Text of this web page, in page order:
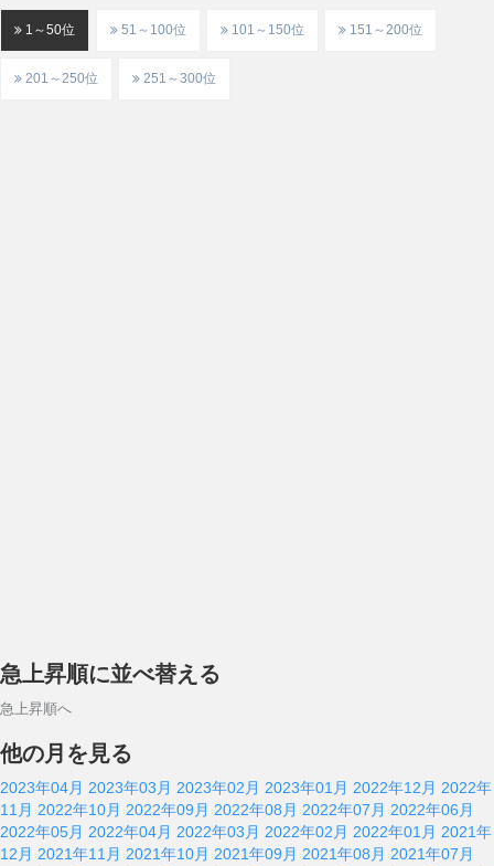
1～50位 51～100位 101～150位 151～200位
201～250位 251～300位
急上昇順に並べ替える
急上昇順へ
他の月を見る
2023年04月 2023年03月 2023年02月 2023年01月 2022年12月 2022年
11月 2022年10月 2022年09月 2022年08月 2022年07月 2022年06月
2022年05月 2022年04月 2022年03月 2022年02月 2022年01月 2021年
12月 2021年11月 2021年10月 2021年09月 2021年08月 2021年07月